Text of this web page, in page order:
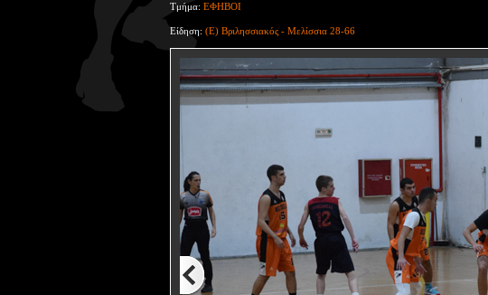
Τμήμα: ΕΦΗΒΟΙ
Είδηση: (Ε) Βριλησσιακός - Μελίσσια 28-66